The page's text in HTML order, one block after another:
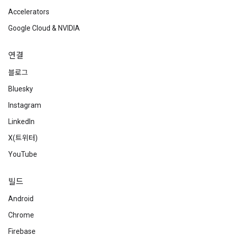
Accelerators
Google Cloud & NVIDIA
연결
블로그
Bluesky
Instagram
LinkedIn
X(트위터)
YouTube
빌드
Android
Chrome
Firebase